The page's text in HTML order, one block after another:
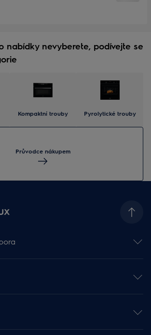
nabídky nevyberete, podívejte se
Kompaktní trouby Pyrolytické trouby
Průvodce nákupem
🡕
🡕